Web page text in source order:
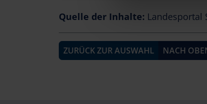
Quelle der Inhalte: Landesportal
ZURÜCK ZUR AUSWAHL NACH